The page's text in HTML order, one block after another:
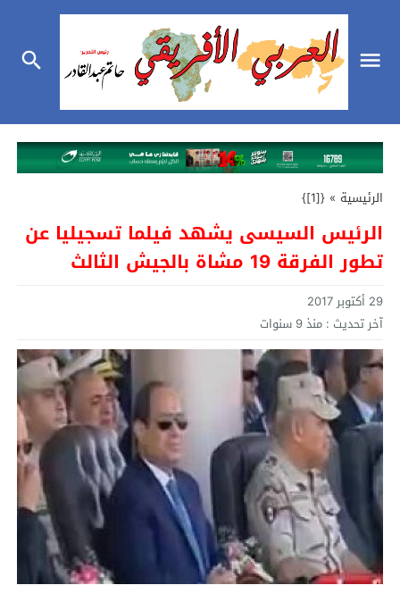
الرئيسية »
{[1]}
الرئيس السيسى يشهد فيلما تسجيليا عن
تطور الفرقة 19 مشاة بالجيش الثالث
29 أكتوبر 2017
آخر تحديث : منذ 9 سنوات